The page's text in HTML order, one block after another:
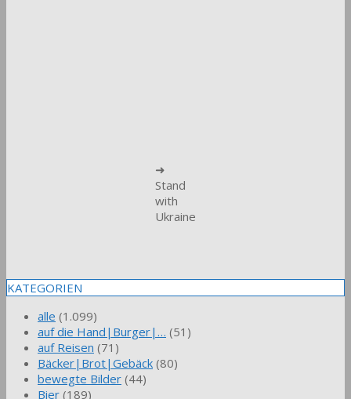
➜
Stand
with
Ukraine
KATEGORIEN
alle (1.099)
auf die Hand|Burger|… (51)
auf Reisen (71)
Bäcker|Brot|Gebäck (80)
bewegte Bilder (44)
Bier (189)